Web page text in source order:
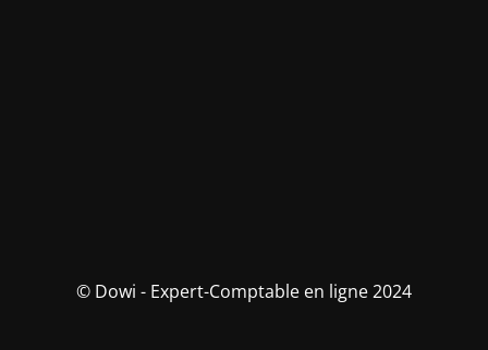
© Dowi - Expert-Comptable en ligne 2024